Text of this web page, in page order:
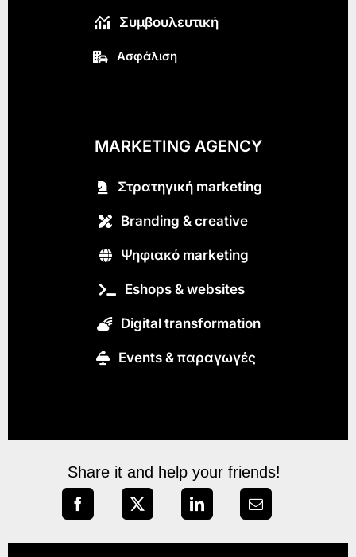
Συμβουλευτική
Ασφάλιση
MARKETING AGENCY
Στρατηγική marketing
Branding & creative
Ψηφιακό marketing
Eshops & websites
Digital transformation
Εvents & παραγωγές
Share it and help your friends!